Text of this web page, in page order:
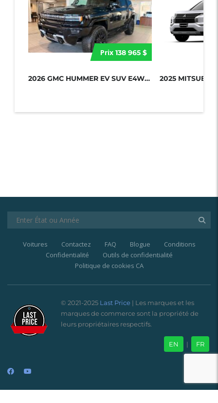
Prix 138 965 $
2026 GMC HUMMER EV SUV E4WD 4DR 2X...
Voitures Contactez FAQ Blogue
Conditions
Confidentialité
Outils de confidentialité
Politique de cookies CA
© 2021-2025 Last Price | Les marques et les
marques de commerce sont la propriété de
leurs propriétaires respectifs.
EN | FR